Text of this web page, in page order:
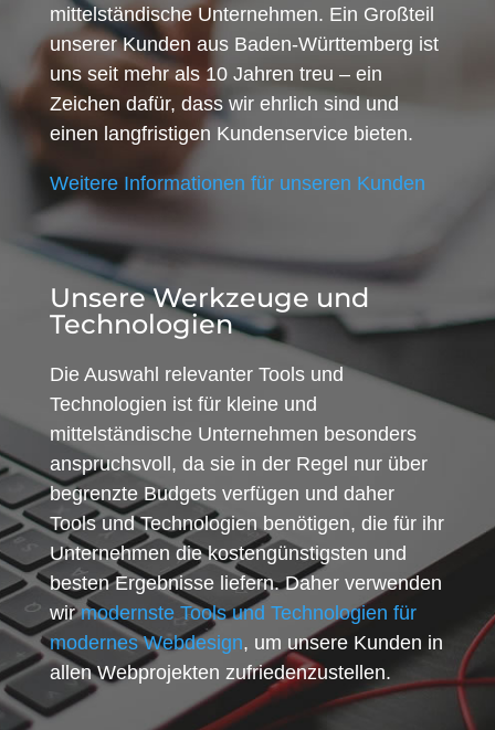
mittelständische Unternehmen. Ein Großteil
unserer Kunden aus Baden-Württemberg ist
uns seit mehr als 10 Jahren treu – ein
Zeichen dafür, dass wir ehrlich sind und
einen langfristigen Kundenservice bieten.
Weitere Informationen für unseren Kunden
Unsere Werkzeuge und
Technologien
Die Auswahl relevanter Tools und
Technologien ist für kleine und
mittelständische Unternehmen besonders
anspruchsvoll, da sie in der Regel nur über
begrenzte Budgets verfügen und daher
Tools und Technologien benötigen, die für ihr
Unternehmen die kostengünstigsten und
besten Ergebnisse liefern. Daher verwenden
wirmodernste Tools und Technologien für
modernes Webdesign, um unsere Kunden in
allen Webprojekten zufriedenzustellen.